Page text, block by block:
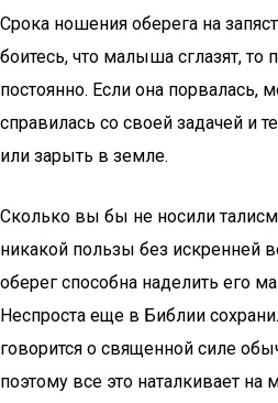
Срока ношения оберега на
боитесь, что малыша сглазят, то
постоянно. Если она порвалась,
справилась со своей задачей и
или зарыть в земле.
Сколько вы бы не носили
никакой пользы без искренней
оберег способна наделить его
Неспроста еще в Библии
говорится о священной силе
поэтому все это наталкивает на